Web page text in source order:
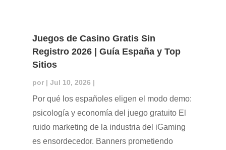
Juegos de Casino Gratis Sin
Registro 2026 | Guía España y Top
Sitios
por | Jul 10, 2026 |
Por qué los españoles eligen el modo demo:
psicología y economía del juego gratuito El
ruido marketing de la industria del iGaming
es ensordecedor. Banners prometiendo